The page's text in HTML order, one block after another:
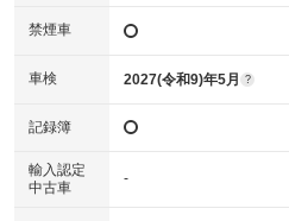
下さい。
および表示項目が異なる場合がございま
※グー鑑定の評価はあくまでも記載し
禁煙車
車検 2027(令和9)年5月 ?
記録簿
輸入認定
中古車
-